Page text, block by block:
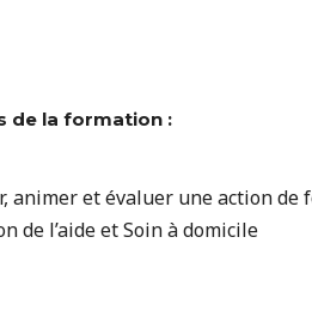
de la formation :
animer et évaluer une action de
de l’aide et Soin à domicile